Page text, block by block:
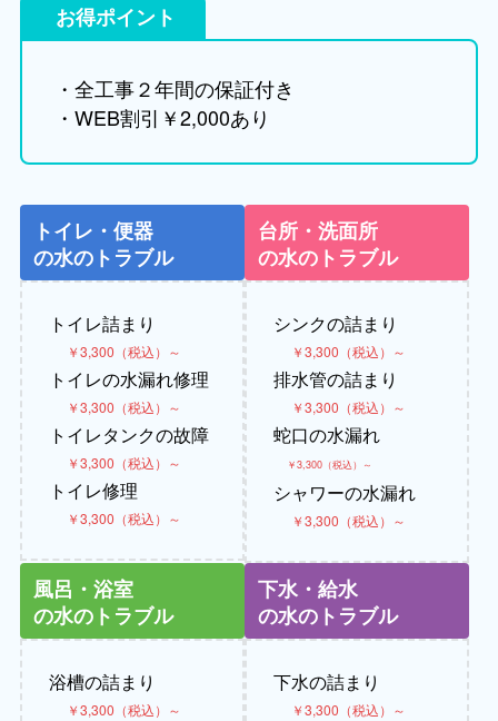
お得ポイント
・全工事２年間の保証付き
・WEB割引￥2,000あり
トイレ・便器
の水のトラブル
トイレ詰まり
￥3,300（税込）～
トイレの水漏れ修理
￥3,300（税込）～
トイレタンクの故障
￥3,300（税込）～
トイレ修理
￥3,300（税込）～
台所・洗面所
の水のトラブル
シンクの詰まり
￥3,300（税込）～
排水管の詰まり
￥3,300（税込）～
蛇口の水漏れ
￥3,300（税込）～
シャワーの水漏れ
￥3,300（税込）～
風呂・浴室
の水のトラブル
浴槽の詰まり
￥3,300（税込）～
下水・給水
の水のトラブル
下水の詰まり
￥3,300（税込）～